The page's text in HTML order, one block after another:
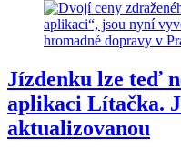
Jízdenku lze teď
aplikaci Lítačka.
aktualizovanou